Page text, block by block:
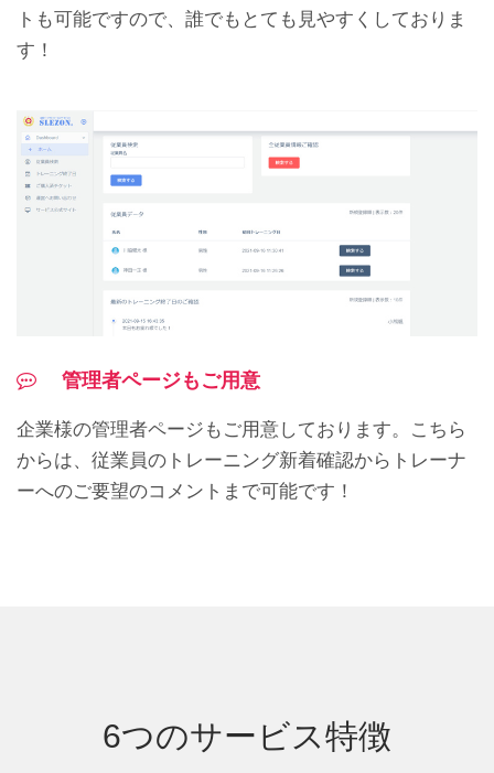
トも可能ですので、誰でもとても見やすくしておりま
す！
管理者ページもご用意
企業様の管理者ページもご用意しております。こちら
からは、従業員のトレーニング新着確認からトレーナ
ーへのご要望のコメントまで可能です！
6つのサービス特徴